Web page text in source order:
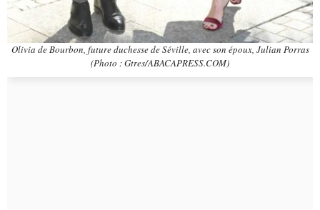
Olivia de Bourbon, future duchesse de Séville, avec son époux, Julian Porras
(Photo : Gtres/ABACAPRESS.COM)